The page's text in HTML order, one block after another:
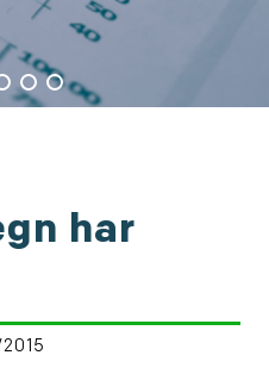
har